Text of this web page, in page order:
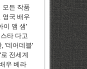
모든 작품
영국 배우
이 앰 샘’
타 다고
데어데블’
전세계
우 베라